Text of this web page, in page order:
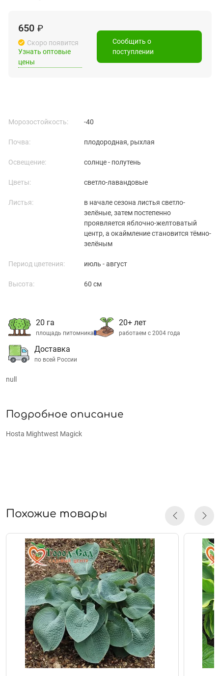
650 ₽
Скоро появится
Узнать оптовые
цены
Сообщить о
поступлении
Морозостойкость: -40
Почва: плодородная, рыхлая
Освещение: солнце - полутень
Цветы: светло-лавандовые
Листья:
в начале сезона листья светло-
зелёные, затем постепенно
проявляется яблочно-желтоватый
центр, а окаймление становится тёмно-
зелёным
Период цветения: июль - август
Высота: 60 см
20 га
площадь питомника
20+ лет
работаем с 2004 года
Доставка
по всей России
null
Подробное описание
Hosta Mightwest Magick
Похожие товары